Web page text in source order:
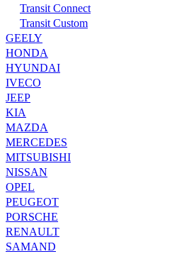
Transit Connect
Transit Custom
GEELY
HONDA
HYUNDAI
IVECO
JEEP
KIA
MAZDA
MERCEDES
MITSUBISHI
NISSAN
OPEL
PEUGEOT
PORSCHE
RENAULT
SAMAND